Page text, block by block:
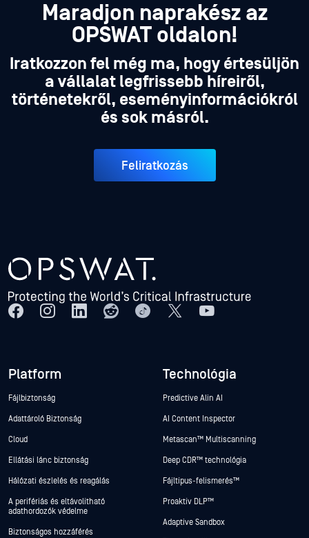
Maradjon naprakész az
OPSWAT oldalon!
Iratkozzon fel még ma, hogy értesüljön
a vállalat legfrissebb híreiről,
történetekről, eseményinformációkról
és sok másról.
Feliratkozás
Platform
Fájlbiztonság
Adattároló Biztonság
Cloud
Ellátási lánc biztonság
Hálózati észlelés és reagálás
A perifériás és eltávolítható
adathordozók védelme
Biztonságos hozzáférés
Technológia
Predictive Alin AI
AI Content Inspector
Metascan™ Multiscanning
Deep CDR™ technológia
Fájltípus-felismerés™
Proaktív DLP™
Adaptive Sandbox